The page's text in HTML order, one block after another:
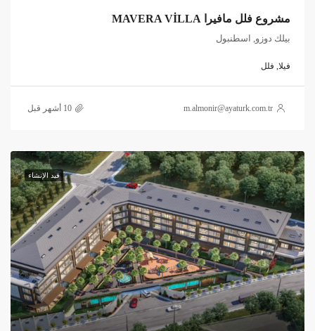
مشروع فلل مافيرا MAVERA VİLLA
بيلك دوزو, اسطنبول
فيلا, فلل
m.almonir@ayaturk.com.tr
قيد الإنشاء